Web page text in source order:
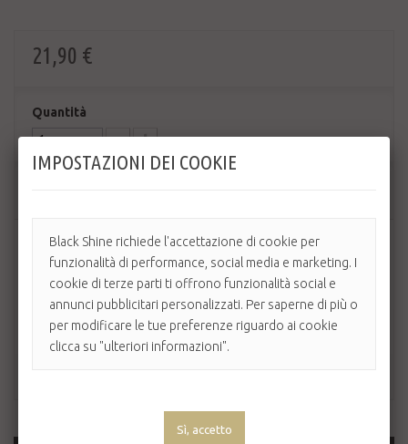
21,90 €
Quantità
IMPOSTAZIONI DEI COOKIE
Black Shine richiede l'accettazione di cookie per
funzionalità di performance, social media e marketing. I
cookie di terze parti ti offrono funzionalità social e
annunci pubblicitari personalizzati. Per saperne di più o
per modificare le tue preferenze riguardo ai cookie
clicca su "ulteriori informazioni".